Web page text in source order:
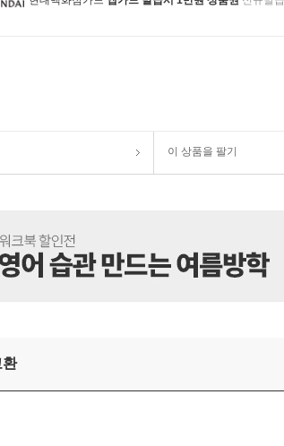
이 상품을 팔기
환